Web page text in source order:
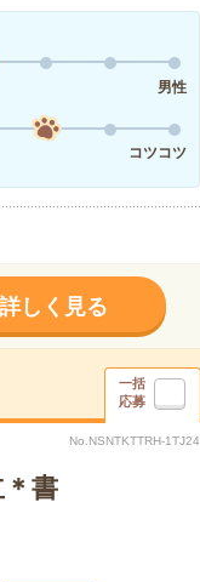
男性
コツコツ
詳しく見る
一括
応募
No.NSNTKTTRH-1TJ24
書